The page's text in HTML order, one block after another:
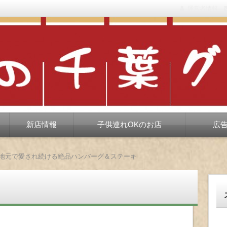
い、ちょっと孤高な食べ歩き。だいたい当たりますが、時々派手に
新店情報 子供連れOKのお店 広
で愛され続ける絶品ハンバーグ＆ステーキ